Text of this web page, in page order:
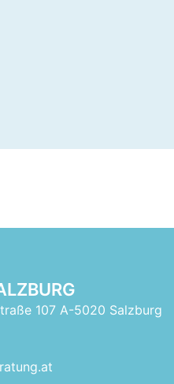
107 A-5020 Salzburg